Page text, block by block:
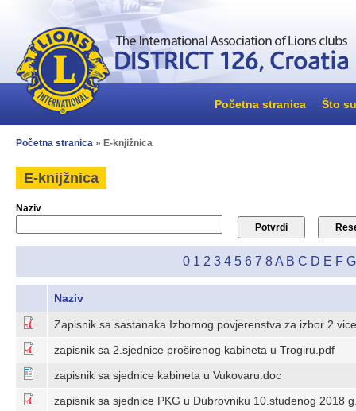
Početna stranica Što
Početna stranica » E-knjižnica
E-knijžnica
Naziv
0 1 2 3 4 5 6 7 8 A B C D E F G
Naziv
Zapisnik sa sastanaka Izbornog povjerenstva za izbor
zapisnik sa 2.sjednice proširenog kabineta u Trogiru.pdf
zapisnik sa sjednice kabineta u Vukovaru.doc
zapisnik sa sjednice PKG u Dubrovniku 10.studenog 2018